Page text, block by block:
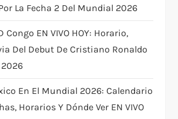
La Fecha 2 Del Mundial 2026
Congo EN VIVO HOY: Horario,
Del Debut De Cristiano Ronaldo
En El Mundial 2026: Calendario
Horarios Y Dónde Ver EN VIVO